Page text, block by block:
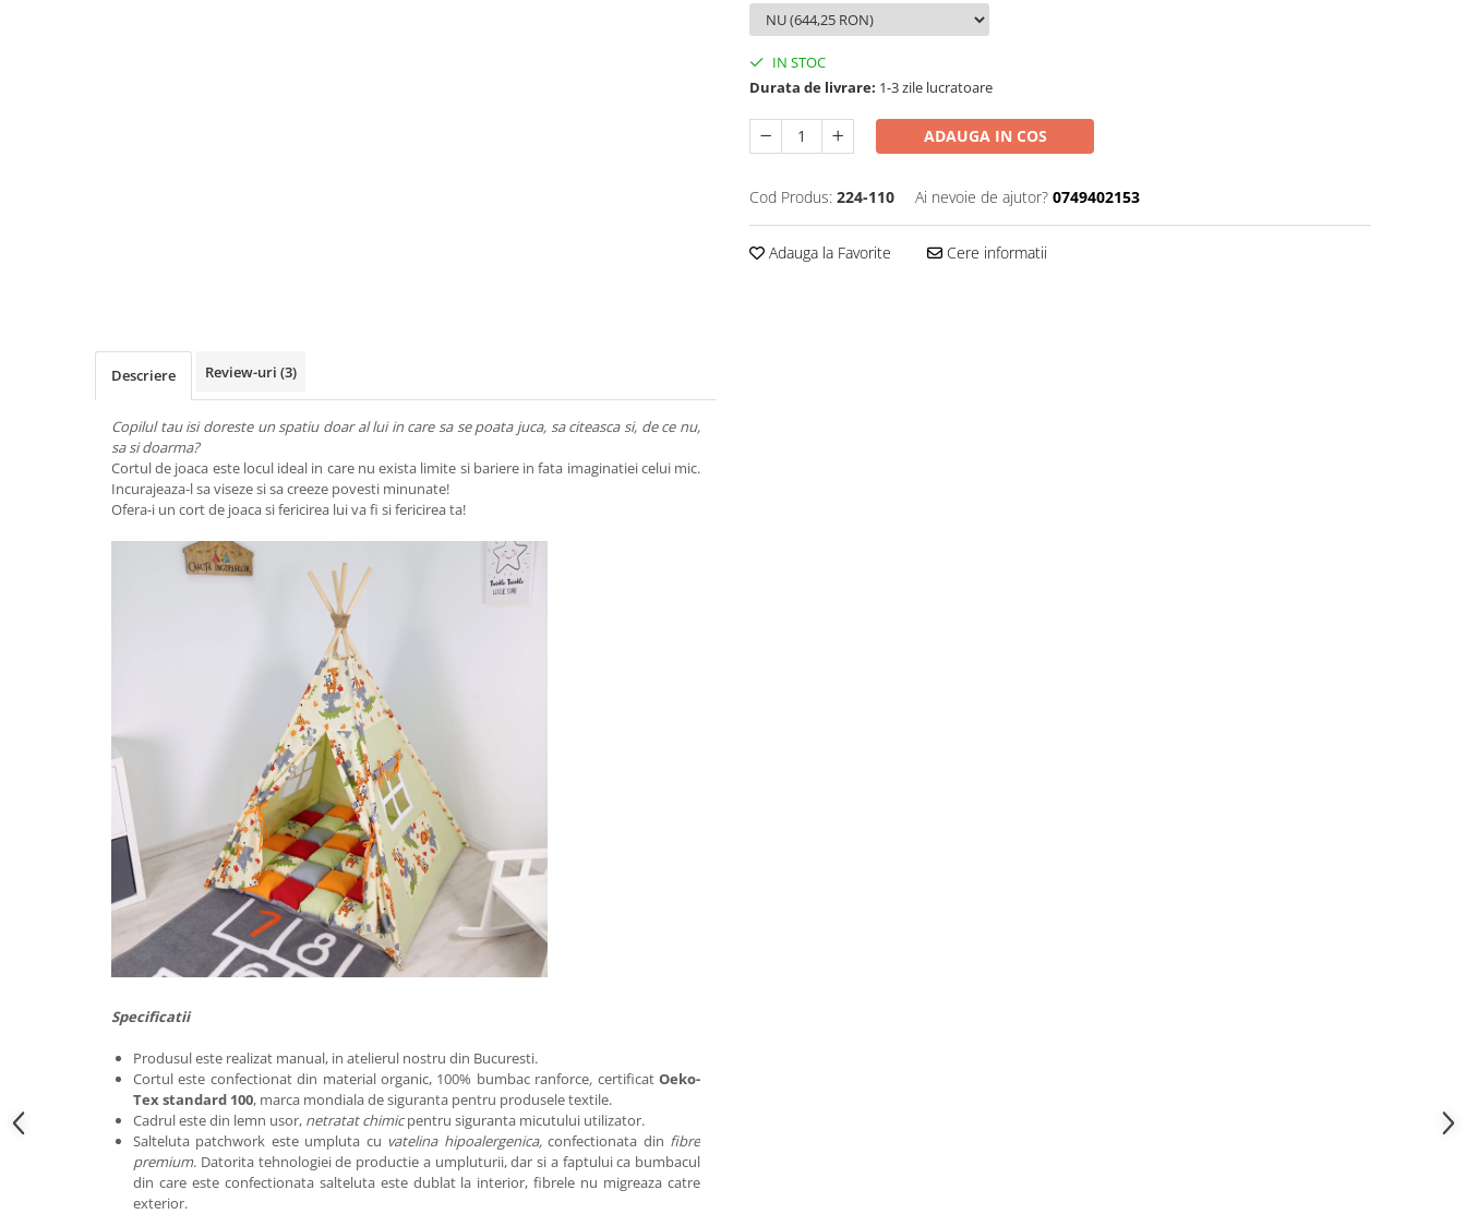
IN STOC
Durata de livrare: 1-3 zile lucratoare
ADAUGA IN COS
Cod Produs: 224-110 Ai nevoie de ajutor? 0749402153
Adauga la Favorite Cere informatii
Descriere Review-uri (3)
Copilul tau isi doreste un spatiu doar al lui in care sa se poata juca, sa citeasca si, de ce nu,
sa si doarma?
Cortul de joaca este locul ideal in care nu exista limite si bariere in fata imaginatiei celui mic.
Incurajeaza-l sa viseze si sa creeze povesti minunate!
Ofera-i un cort de joaca si fericirea lui va fi si fericirea ta!
Specificatii
Produsul este realizat manual, in atelierul nostru din Bucuresti.
Cortul este confectionat din material organic, 100% bumbac ranforce, certificatOeko-
Tex standard 100, marca mondiala de siguranta pentru produsele textile.
Cadrul este din lemn usor, netratat chimicpentru siguranta micutului utilizator.
Salteluta patchwork este umpluta cu vatelina hipoalergenica,confectionata din fibre
premium. Datorita tehnologiei de productie a umpluturii, dar si a faptului ca bumbacul
din care este confectionata salteluta este dublat la interior, fibrele nu migreaza catre
exterior.